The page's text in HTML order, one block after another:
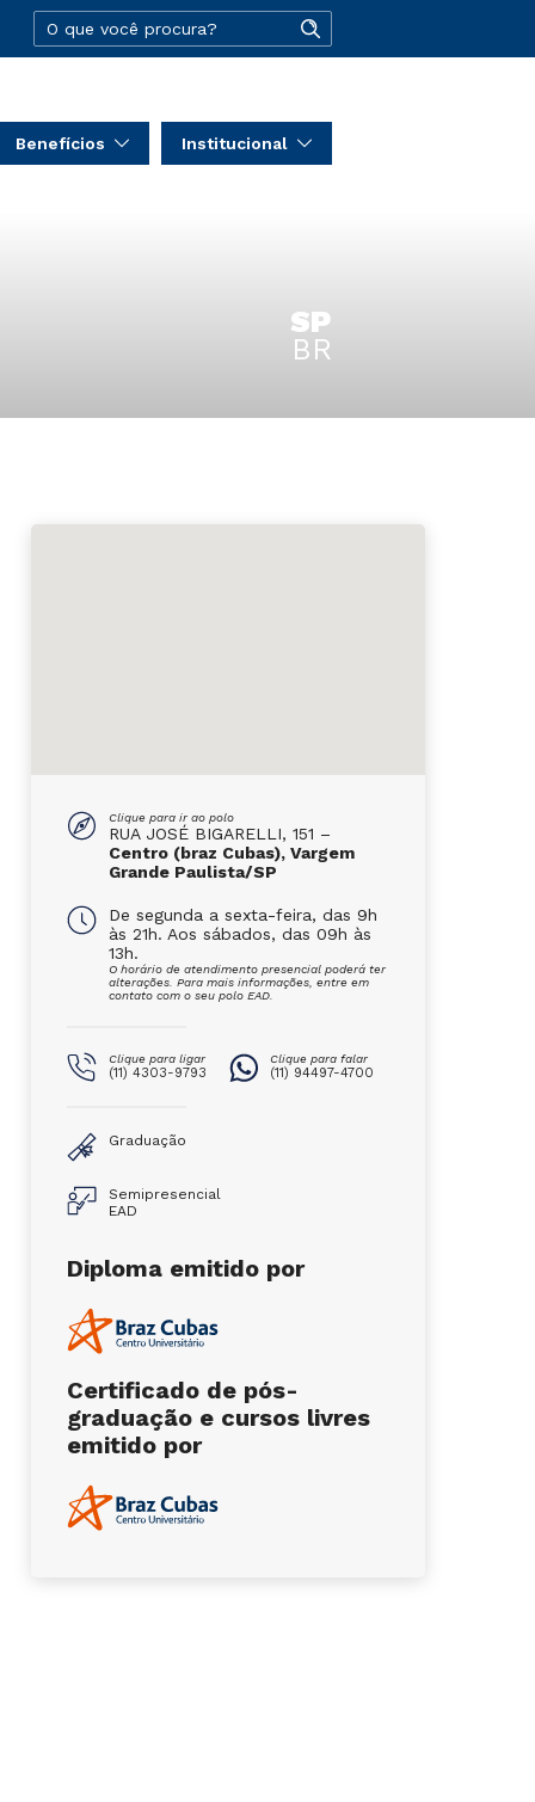
Benefícios Institucional
SP
BR
Clique para ir ao polo
RUA JOSÉ BIGARELLI, 151 –
Centro (braz Cubas), Vargem
Grande Paulista/SP
De segunda a sexta-feira, das 9h
às 21h. Aos sábados, das 09h às
13h.
O horário de atendimento presencial poderá ter
alterações. Para mais informações, entre em
contato com o seu polo EAD.
Clique para ligar
(11) 4303-9793
Clique para falar
(11) 94497-4700
Graduação
Semipresencial
EAD
Diploma emitido por
Certificado de pós-
graduação e cursos livres
emitido por